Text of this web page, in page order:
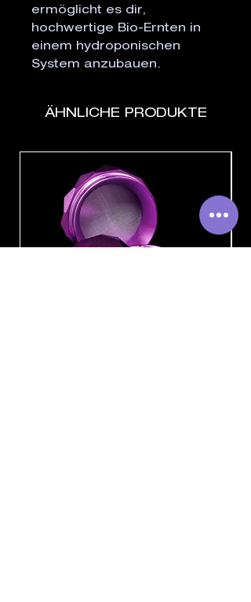
ermöglicht es dir,
hochwertige Bio-Ernten in
einem hydroponischen
System anzubauen.
ÄHNLICHE PRODUKTE